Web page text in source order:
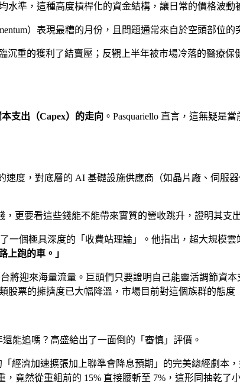
水準，這種高度槓桿化的資金結構，讓日常的價格波動
）表現最糟的月份，且問題通常來自於空頭部位的
重的獲利了結賣壓；反觀上半年被市場冷落的醫療
支出（Capex）的走向 。Pasquariello 直言，這無疑是
速度，對底層的 AI 基礎設施供應商（如晶片廠、伺服
更要看這些錢能不能帶來實質的營收跳升，證明其支
一個極具深度的「收費站理論」。他指出，超大規模
上跑的車。」
將迎來海量流量。巨頭們只要證明自己能靈活調節資
股票的擁擠度已大幅降溫，市場目前對這個族群的態度
能追嗎？高盛給出了一面倒的「審慎」評價。
經濟加速擴張加上聯準會降息預期」的完美總經劇本
竟然從重組前的 15% 直接腰斬至 7%，這形同抽乾了